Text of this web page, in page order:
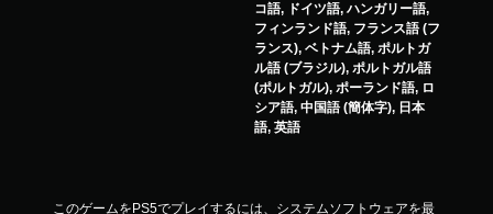
コ語, ドイツ語, ハンガリー語,
フィンランド語, フランス語 (フ
ランス), ベトナム語, ポルトガ
ル語 (ブラジル), ポルトガル語
(ポルトガル), ポーランド語, ロ
シア語, 中国語 (簡体字), 日本
語, 英語
このゲームをPS5でプレイするには、システムソフトウェアを最